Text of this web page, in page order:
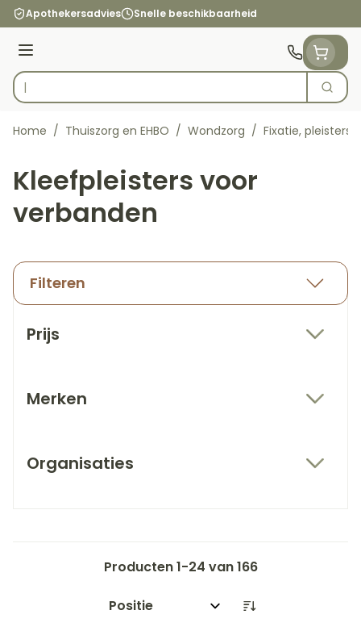
Ga naar de inhoud
Apothekersadvies Snelle beschikbaarheid
Menu
Product, merk, categorie...
Zoek
Home / Thuiszorg en EHBO / Wondzorg / Fixatie, pleisters
Kleefpleisters voor
verbanden
Filteren
Prijs
Merken
Organisaties
Producten1-24 van166
Sorteer op: